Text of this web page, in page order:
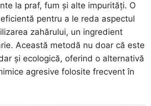
la praf, fum și alte impurități. O
pentru a le reda aspectul
zahărului, un ingredient
Această metodă nu doar că este
și ecologică, oferind o alternativă
agresive folosite frecvent în